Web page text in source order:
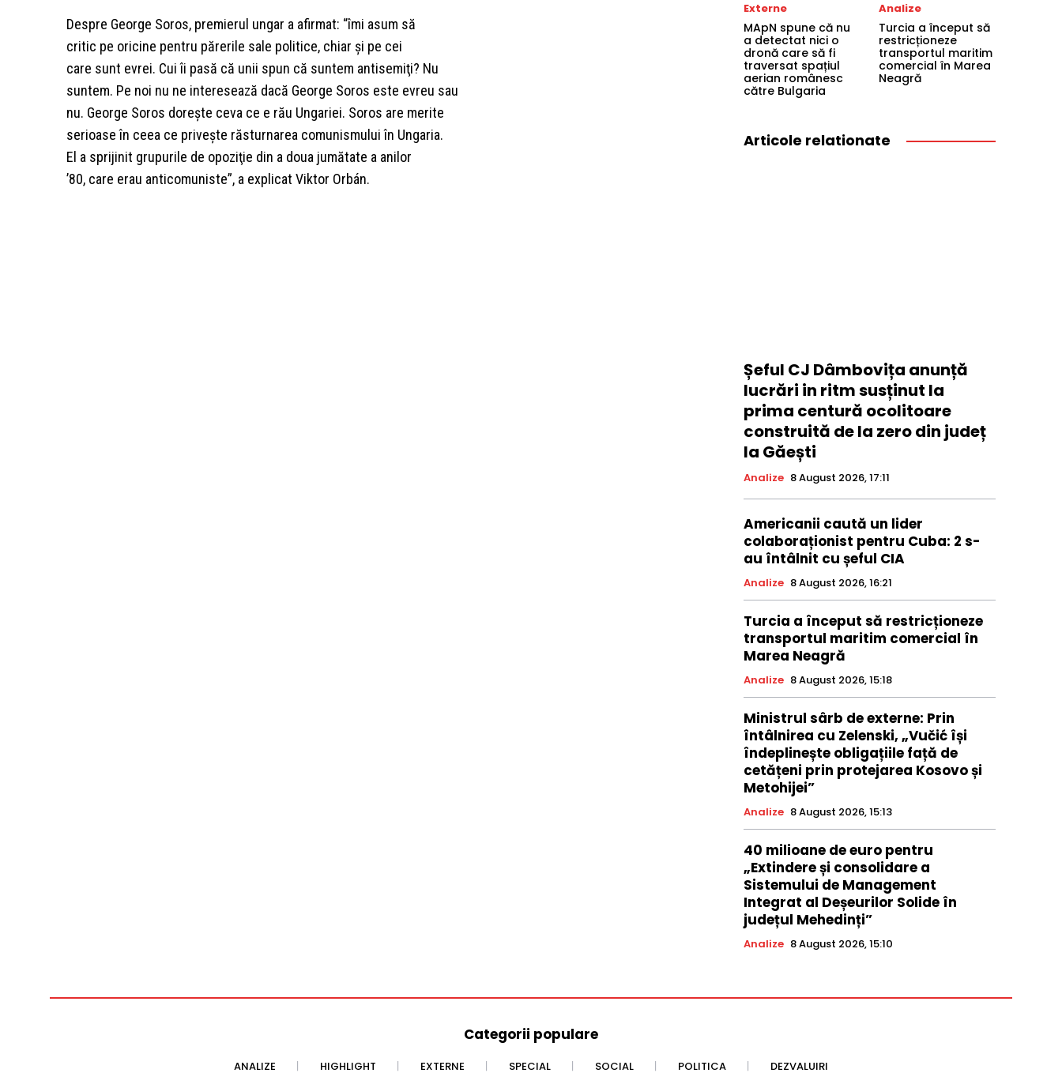
Despre George Soros, premierul ungar a afirmat: “îmi asum să
critic pe oricine pentru părerile sale politice, chiar şi pe cei
care sunt evrei. Cui îi pasă că unii spun că suntem antisemiţi? Nu
suntem. Pe noi nu ne interesează dacă George Soros este evreu sau
nu. George Soros doreşte ceva ce e rău Ungariei. Soros are merite
serioase în ceea ce priveşte răsturnarea comunismului în Ungaria.
El a sprijinit grupurile de opoziţie din a doua jumătate a anilor
’80, care erau anticomuniste”, a explicat Viktor Orbán.
Externe
MApN spune că nu
a detectat nici o
dronă care să fi
traversat spațiul
aerian românesc
către Bulgaria
Analize
Turcia a început să
restricționeze
transportul maritim
comercial în Marea
Neagră
Articole relationate
Șeful CJ Dâmbovița anunță
lucrări in ritm susținut la
prima centură ocolitoare
construită de la zero din județ
la Găești
Analize 8 August 2026, 17:11
Americanii caută un lider
colaboraționist pentru Cuba: 2 s-
au întâlnit cu șeful CIA
Analize 8 August 2026, 16:21
Turcia a început să restricționeze
transportul maritim comercial în
Marea Neagră
Analize 8 August 2026, 15:18
Ministrul sârb de externe: Prin
întâlnirea cu Zelenski, „Vučić își
îndeplinește obligațiile față de
cetățeni prin protejarea Kosovo și
Metohijei”
Analize 8 August 2026, 15:13
40 milioane de euro pentru
„Extindere și consolidare a
Sistemului de Management
Integrat al Deșeurilor Solide în
județul Mehedinți”
Analize 8 August 2026, 15:10
Categorii populare
ANALIZE HIGHLIGHT EXTERNE SPECIAL SOCIAL POLITICA DEZVALUIRI